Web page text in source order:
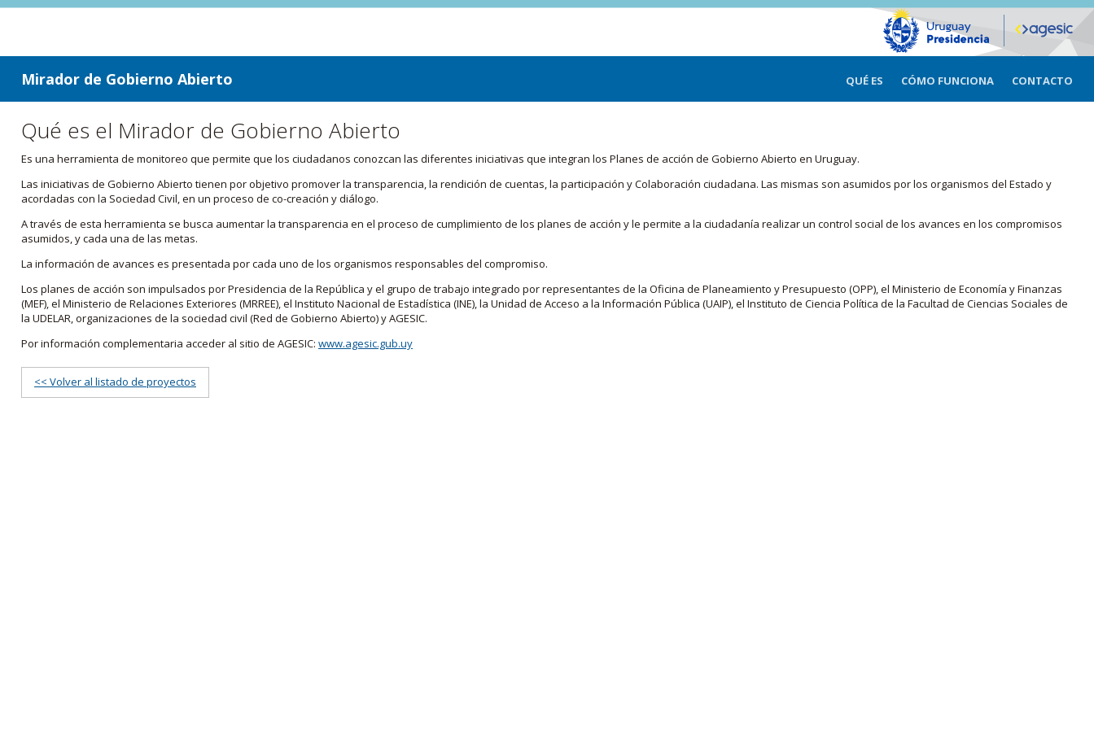
ir a contenido
ir al menú
Mirador de Gobierno Abierto QUÉ ES CÓMO FUNCIONA CONTACTO
Qué es el Mirador de Gobierno Abierto
Es una herramienta de monitoreo que permite que los ciudadanos conozcan las diferentes iniciativas que integran los Planes de acción de Gobierno Abierto en Uruguay.
Las iniciativas de Gobierno Abierto tienen por objetivo promover la transparencia, la rendición de cuentas, la participación y Colaboración ciudadana. Las mismas son asumidos por los organismos del Estado y
acordadas con la Sociedad Civil, en un proceso de co-creación y diálogo.
A través de esta herramienta se busca aumentar la transparencia en el proceso de cumplimiento de los planes de acción y le permite a la ciudadanía realizar un control social de los avances en los compromisos
asumidos, y cada una de las metas.
La información de avances es presentada por cada uno de los organismos responsables del compromiso.
Los planes de acción son impulsados por Presidencia de la República y el grupo de trabajo integrado por representantes de la Oficina de Planeamiento y Presupuesto (OPP), el Ministerio de Economía y Finanzas
(MEF), el Ministerio de Relaciones Exteriores (MRREE), el Instituto Nacional de Estadística (INE), la Unidad de Acceso a la Información Pública (UAIP), el Instituto de Ciencia Política de la Facultad de Ciencias Sociales de
la UDELAR, organizaciones de la sociedad civil (Red de Gobierno Abierto) y AGESIC.
Por información complementaria acceder al sitio de AGESIC: www.agesic.gub.uy
<< Volver al listado de proyectos